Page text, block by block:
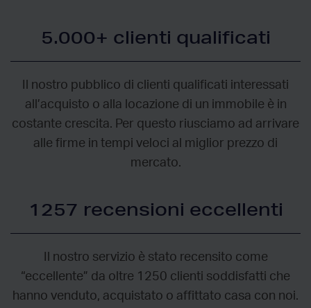
5.000+ clienti qualificati
Il nostro pubblico di clienti qualificati interessati
all’acquisto o alla locazione di un immobile è in
costante crescita. Per questo riusciamo ad arrivare
alle firme in tempi veloci al miglior prezzo di
mercato.
1257 recensioni eccellenti
Il nostro servizio è stato recensito come
“eccellente” da oltre 1250 clienti soddisfatti che
hanno venduto, acquistato o affittato casa con noi.